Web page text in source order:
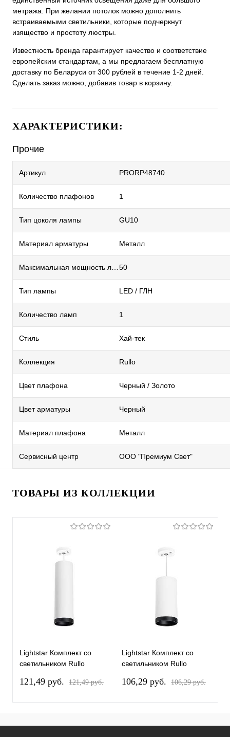
метража. При желании потолок можно дополнить
встраиваемыми светильники, которые подчеркнут
изящество и простоту люстры.
Известность бренда гарантирует качество и соответствие
европейским стандартам, а мы предлагаем бесплатную
доставку по Беларуси от 300 рублей в течение 1-2 дней.
Сделать заказ можно, добавив товар в корзину.
ХАРАКТЕРИСТИКИ:
Прочие
Артикул PRORP48740
Количество плафонов 1
Тип цоколя лампы GU10
Материал арматуры Металл
50
Тип лампы LED / ГЛН
Количество ламп 1
Стиль Хай-тек
Коллекция Rullo
Цвет плафона Черный / Золото
Цвет арматуры Черный
Материал плафона Металл
Сервисный центр ООО "Премиум Свет"
ТОВАРЫ ИЗ КОЛЛЕКЦИИ
Lightstar Комплект со
светильником Rullo
121,49 pуб. 121,49 pуб.
Lightstar Комплект со
светильником Rullo
106,29 pуб. 106,29 pуб.